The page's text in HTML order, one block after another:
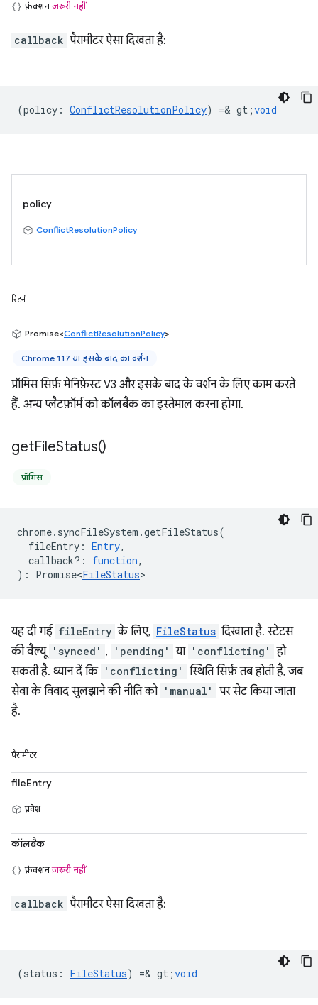
फ़ंक्शनज़रूरी नहीं
callback पैरामीटर ऐसा दिखता है:
(policy : ConflictResolutionPolicy) =& gt;void
policy
ConflictResolutionPolicy
रिटर्न
Promise<ConflictResolutionPolicy>
Chrome 117 या इसके बाद का वर्शन
प्रॉमिस सिर्फ़ मेनिफ़ेस्ट V3 और इसके बाद के वर्शन के लिए काम करते
हैं. अन्य प्लैटफ़ॉर्म को कॉलबैक का इस्तेमाल करना होगा.
getFileStatus()
प्रॉमिस
chrome. syncFileSystem .getFileStatus(
fileEntry : Entry,
callback? : function,
) : Promise<FileStatus>
यह दी गई fileEntry के लिए, FileStatus दिखाता है. स्टेटस
की वैल्यू 'synced' , 'pending' या 'conflicting' हो
सकती है. ध्यान दें कि 'conflicting'
स्थिति सिर्फ़ तब होती है, जब
सेवा के विवाद सुलझाने की नीति को 'manual'
पर सेट किया जाता
है.
पैरामीटर
fileEntry
प्रवेश
कॉलबैक
फ़ंक्शनज़रूरी नहीं
callback पैरामीटर ऐसा दिखता है:
(status : FileStatus) =& gt;void